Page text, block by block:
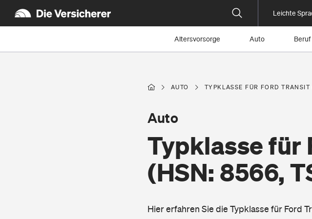
Leichte
Altersvorsorge Auto Beruf
AUTO TYPKLASSE FÜR FORD
Typklasse für
(HSN: 8566,
Auto
Hier erfahren Sie die Typklasse für Ford